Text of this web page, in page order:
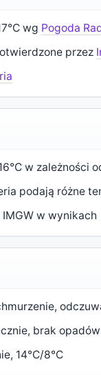
wg Pogoda
przez
w zależności
podają różne
w wynikach
brak opadów
14°C/8°C